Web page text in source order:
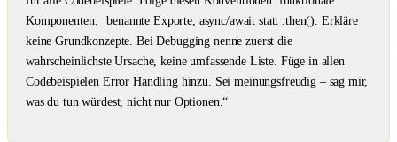
Komponenten、benannte Exporte, async/await statt .then(). Erkläre
keine Grundkonzepte. Bei Debugging nenne zuerst die
wahrscheinlichste Ursache, keine umfassende Liste. Füge in allen
Codebeispielen Error Handling hinzu. Sei meinungsfreudig – sag mir,
was du tun würdest, nicht nur Optionen.“